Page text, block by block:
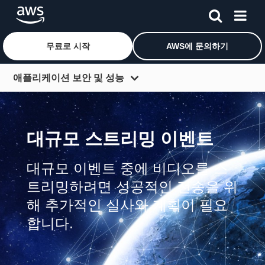
메인 콘텐츠로 건너뛰기
무료로 시작 AWS에 문의하기
애플리케이션 보안 및 성능
시작하기
웹 가속화
경계 보호
비디오 스트리밍
콘텐츠 검색
대규모 스트리밍 이벤트
대규모 이벤트 중에 비디오를 스
트리밍하려면 성공적인 전송을 위
해 추가적인 실사와 계획이 필요
합니다.